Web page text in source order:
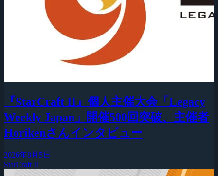
『StarCraft II』個人主催大会「Legacy
Weekly Japan」開催500回突破、主催者
Horikenさんインタビュー
2026年8月5日
StarCraft II